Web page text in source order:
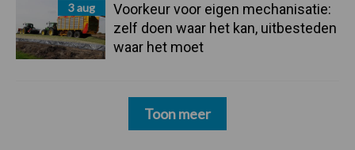
3 aug
Voorkeur voor eigen mechanisatie:
zelf doen waar het kan, uitbesteden
waar het moet
Toon meer